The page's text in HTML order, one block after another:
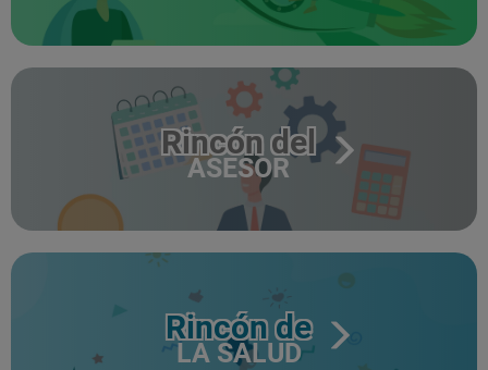
Rincón del
ASESOR
Rincón de
LA SALUD